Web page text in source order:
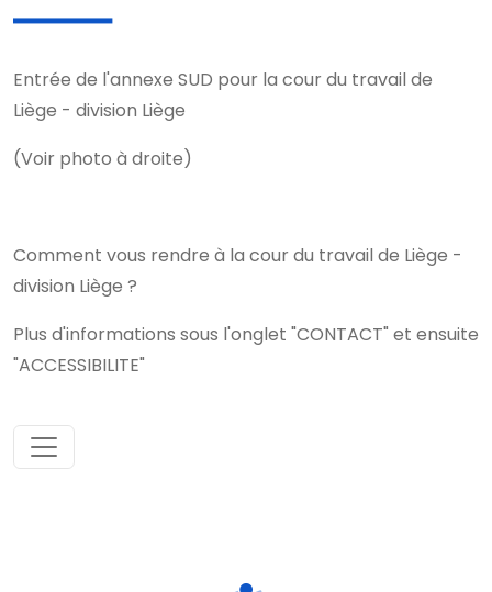
Entrée de l'annexe SUD pour la cour du travail de
Liège - division Liège
(Voir photo à droite)
Comment vous rendre à la cour du travail de Liège -
division Liège ?
Plus d'informations sous l'onglet "CONTACT" et ensuite
"ACCESSIBILITE"